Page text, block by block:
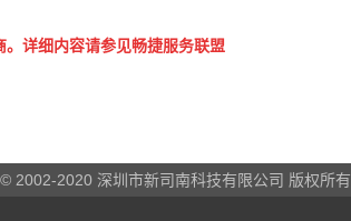
。详细内容请参见畅捷服务联盟
2002-2020 深圳市新司南科技有限公司 版权所有